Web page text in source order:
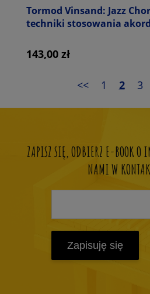
Tormod Vinsand: Jazz
techniki stosowania
143,00 zł
<< 1 2 3
ZAPISZ SIĘ, ODBIERZ E-BOOK O
NAMI W
Zapisuję się